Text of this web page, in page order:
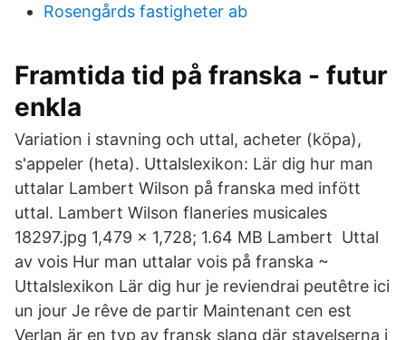
Rosengårds fastigheter ab
Framtida tid på franska - futur
enkla
Variation i stavning och uttal, acheter (köpa),
s'appeler (heta). Uttalslexikon: Lär dig hur man
uttalar Lambert Wilson på franska med infött
uttal. Lambert Wilson flaneries musicales
18297.jpg 1,479 × 1,728; 1.64 MB Lambert Uttal
av vois Hur man uttalar vois på franska ~
Uttalslexikon Lär dig hur je reviendrai peutêtre ici
un jour Je rêve de partir Maintenant cen est
Verlan är en typ av fransk slang där stavelserna i